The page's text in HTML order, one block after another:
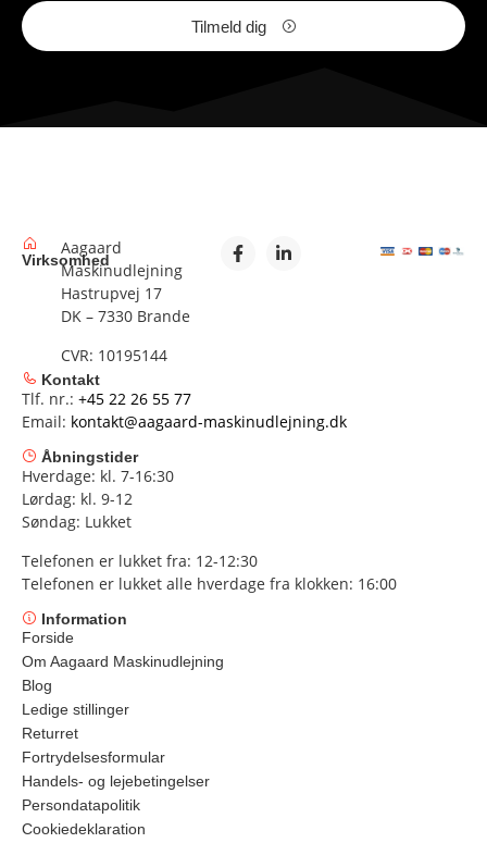
Tilmeld dig
Virksomhed
Aagaard
Maskinudlejning
Hastrupvej 17
DK – 7330 Brande
CVR: 10195144
Kontakt
Tlf. nr.: +45 22 26 55 77
Email: kontakt@aagaard-maskinudlejning.dk
Åbningstider
Hverdage: kl. 7-16:30
Lørdag: kl. 9-12
Søndag: Lukket
Telefonen er lukket fra: 12-12:30
Telefonen er lukket alle hverdage fra klokken: 16:00
Information
Forside
Om Aagaard Maskinudlejning
Blog
Ledige stillinger
Returret
Fortrydelsesformular
Handels- og lejebetingelser
Persondatapolitik
Cookiedeklaration